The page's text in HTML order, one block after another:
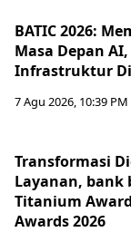
BATIC 2026:
Masa Depan
Infrastruktur
7 Agu 2026, 10:39 PM
Transformasi
Layanan, bank
Titanium
Awards 2026